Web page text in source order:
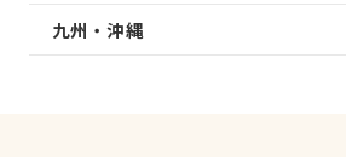
九州・沖縄